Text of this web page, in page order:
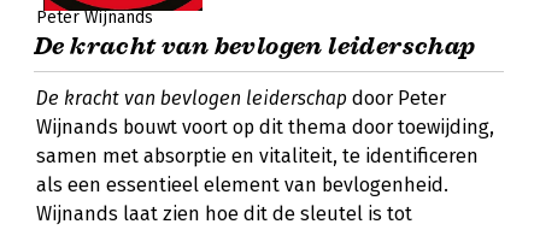
Peter Wijnands
De kracht van bevlogen leiderschap
De kracht van bevlogen leiderschap door Peter
Wijnands bouwt voort op dit thema door toewijding,
samen met absorptie en vitaliteit, te identificeren
als een essentieel element van bevlogenheid.
Wijnands laat zien hoe dit de sleutel is tot